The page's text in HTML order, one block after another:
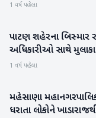
1 વર્ષ પહેલા
પાટણ
પાટણ શહેરના બિસ્માર
અધિકારીઓ સાથે
1 વર્ષ પહેલા
મહેસાણા
મહેસાણા
ધરાતા લોકોને